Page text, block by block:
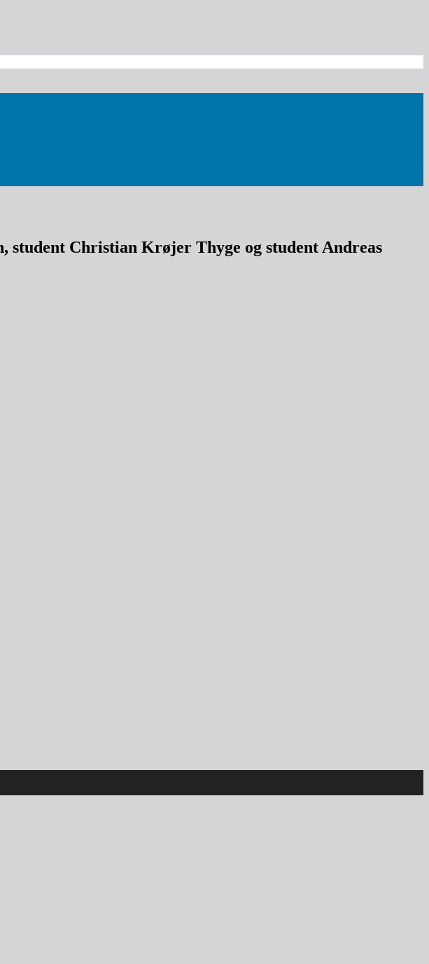
student Christian Krøjer Thyge og student Andreas